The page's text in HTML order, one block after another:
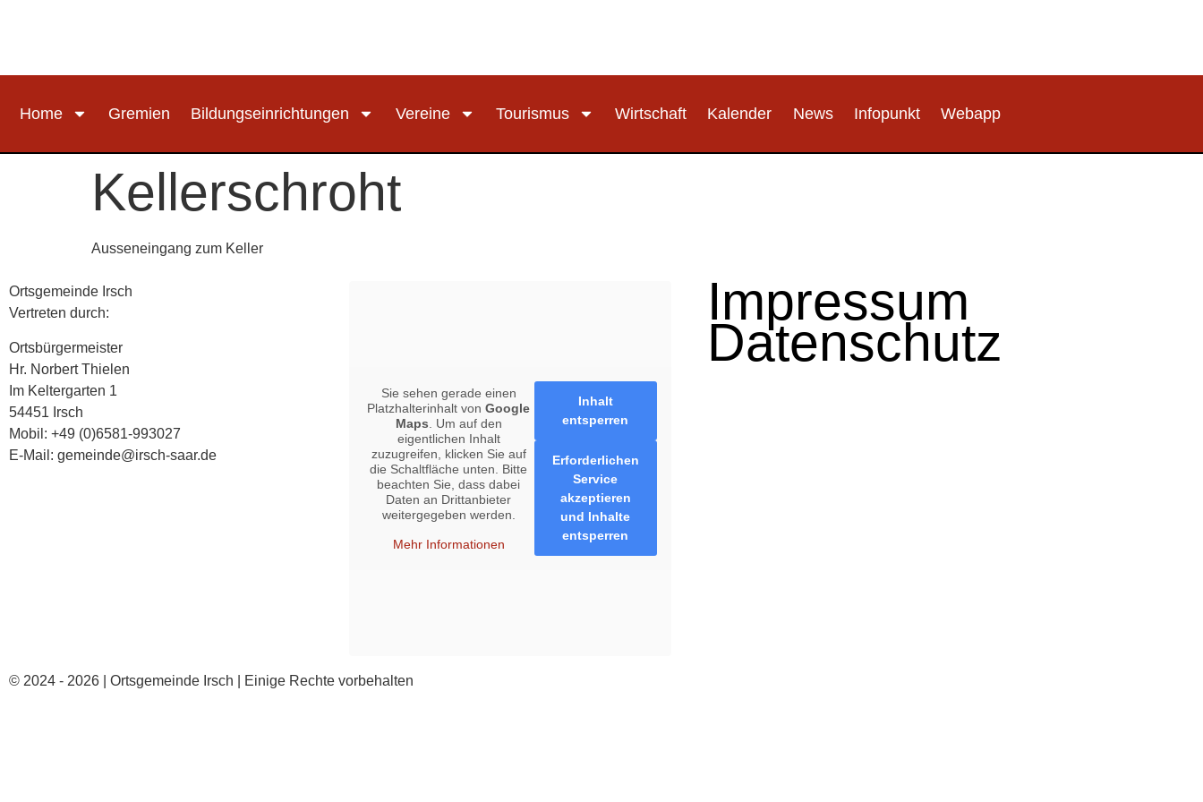
Home Gremien Bildungseinrichtungen Vereine Tourismus Wirtschaft Kalender News Infopunkt Webapp
Kellerschroht
Ausseneingang zum Keller
Ortsgemeinde Irsch
Vertreten durch:
Ortsbürgermeister
Hr. Norbert Thielen
Im Keltergarten 1
54451 Irsch
Mobil: +49 (0)6581-993027
E-Mail: gemeinde@irsch-saar.de
Sie sehen gerade einen
Platzhalterinhalt vonGoogle
Maps . Um auf den
eigentlichen Inhalt
zuzugreifen, klicken Sie auf
die Schaltfläche unten. Bitte
beachten Sie, dass dabei
Daten an Drittanbieter
weitergegeben werden.
Mehr Informationen
Inhalt
entsperren
Erforderlichen
Service
akzeptieren
und Inhalte
entsperren
Impressum
Datenschutz
© 2024 - 2026 | Ortsgemeinde Irsch | Einige Rechte vorbehalten